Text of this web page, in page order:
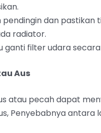
pendingin dan pastikan
radiator.
ganti filter udara
Aus
atau pecah dapat
Penyebabnya antara